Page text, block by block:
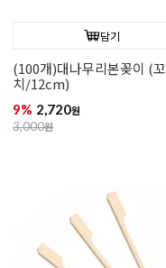
담기
(100개)대나무리본꽂이 (꼬
치/12cm)
9% 2,720원
3,000원